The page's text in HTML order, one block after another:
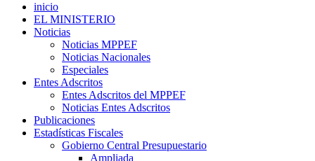
inicio
EL MINISTERIO
Noticias
Noticias MPPEF
Noticias Nacionales
Especiales
Entes Adscritos
Entes Adscritos del MPPEF
Noticias Entes Adscritos
Publicaciones
Estadísticas Fiscales
Gobierno Central Presupuestario
Ampliada